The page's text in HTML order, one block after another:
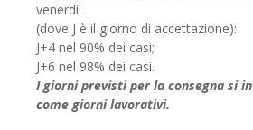
venerdì:
(dove J è il giorno di accettazione):
J+4 nel 90% dei casi;
J+6 nel 98% dei casi.
I giorni previsti per la consegna si
come giorni lavorativi.